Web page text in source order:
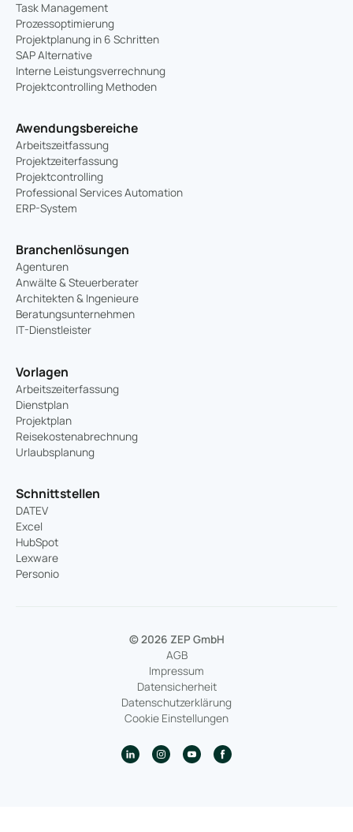
Task Management
Prozessoptimierung
Projektplanung in 6 Schritten
SAP Alternative
Interne Leistungsverrechnung
Projektcontrolling Methoden
Awendungsbereiche
Arbeitszeitfassung
Projektzeiterfassung
Projektcontrolling
Professional Services Automation
ERP-System
Branchenlösungen
Agenturen
Anwälte & Steuerberater
Architekten & Ingenieure
Beratungsunternehmen
IT-Dienstleister
Vorlagen
Arbeitszeiterfassung
Dienstplan
Projektplan
Reisekostenabrechnung
Urlaubsplanung
Schnittstellen
DATEV
Excel
HubSpot
Lexware
Personio
© 2026 ZEP GmbH
AGB
Impressum
Datensicherheit
Datenschutzerklärung
Cookie Einstellungen